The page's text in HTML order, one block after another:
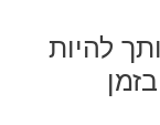
להיות